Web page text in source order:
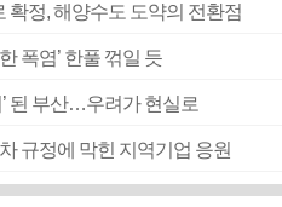
확정, 해양수도 도약의 전환점
폭염’ 한풀 꺾일 듯
된 부산…우려가 현실로
규정에 막힌 지역기업 응원